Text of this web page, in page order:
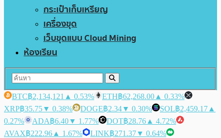
กระเป๋าเก็บเหรียญ
เครื่องขุด
เว็บขุดแบบ Cloud Mining
ห้องเรียน
BTC฿2,134,121 ▲ 0.53% ETH฿62,268.00 ▲ 0.33%
XRP฿35.75▼ 0.38% DOGE฿2.34▼ 0.30% SOL฿2,459.17 ▲
0.27%
ADA฿6.40▼ 1.77% DOT฿28.76 ▲ 4.72%
AVAX฿222.96 ▲ 1.67% LINK฿271.37▼ 0.64%